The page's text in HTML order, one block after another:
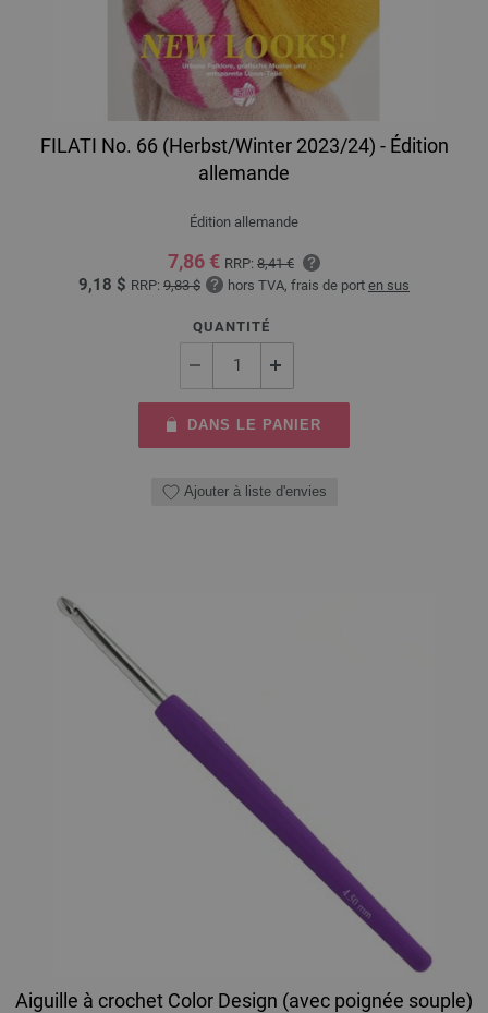
FILATI No. 66 (Herbst/Winter 2023/24) - Édition
allemande
Édition allemande
7,86 € RRP: 8,41 €
9,18 $ RRP: 9,83 $ hors TVA, frais de port en sus
QUANTITÉ
DANS LE PANIER
Ajouter à liste d'envies
Aiguille à crochet Color Design (avec poignée souple)